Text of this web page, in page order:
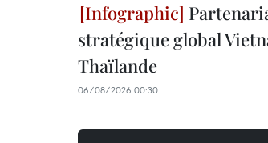
stratégique global
Thaïlande
06/08/2026 00:30